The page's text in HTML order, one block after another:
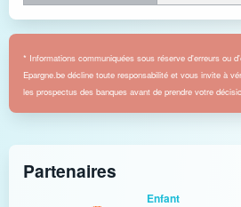
* Informations communiquées sous réserve d'erreurs ou
Epargne.be décline toute responsabilité et vous invite à
les prospectus des banques avant de prendre votre
Partenaires
Enfant